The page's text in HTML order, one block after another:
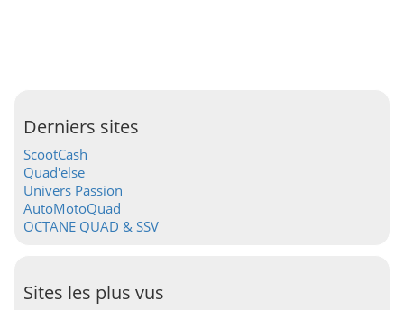
Derniers sites
ScootCash
Quad'else
Univers Passion
AutoMotoQuad
OCTANE QUAD & SSV
Sites les plus vus